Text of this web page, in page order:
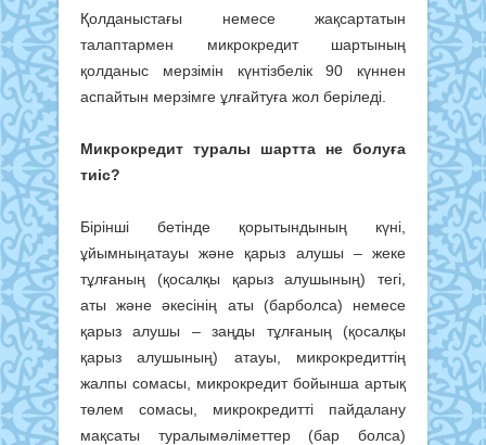
Қолданыстағы немесе жақсартатын
талаптармен микрокредит шартының
қолданыс мерзімін күнтізбелік 90 күннен
аспайтын мерзімге ұлғайтуға жол беріледі.
Микрокредит туралы шартта не болуға
тиіс?
Бірінші бетінде қорытындының күні,
ұйымныңатауы және қарыз алушы – жеке
тұлғаның (қосалқы қарыз алушының) тегі,
аты және әкесінің аты (барболса) немесе
қарыз алушы – заңды тұлғаның (қосалқы
қарыз алушының) атауы, микрокредиттің
жалпы сомасы, микрокредит бойынша артық
төлем сомасы, микрокредитті пайдалану
мақсаты туралымәліметтер (бар болса)